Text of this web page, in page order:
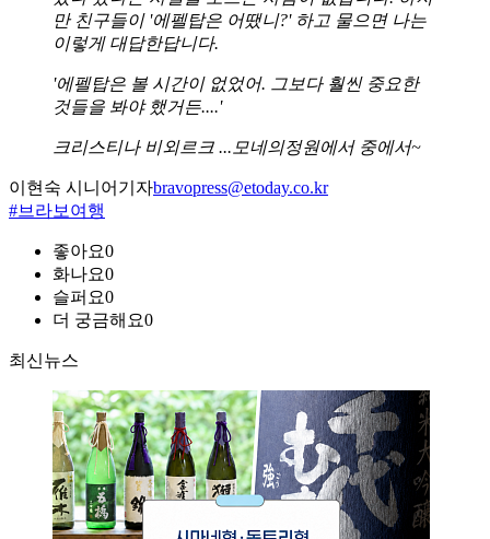
만 친구들이 '에펠탑은 어땠니?' 하고 물으면 나는
이렇게 대답한답니다.
'에펠탑은 볼 시간이 없었어. 그보다 훨씬 중요한
것들을 봐야 했거든....'
크리스티나 비외르크 ...모네의정원에서 중에서~
이현숙 시니어기자bravopress@etoday.co.kr
#브라보여행
좋아요0
화나요0
슬퍼요0
더 궁금해요0
최신뉴스